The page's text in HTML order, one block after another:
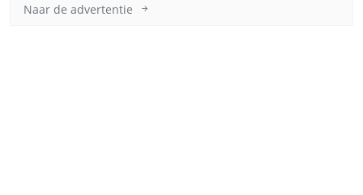
Naar de advertentie